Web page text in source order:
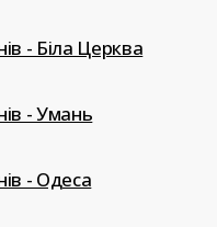
- Біла Церква
- Умань
- Одеса